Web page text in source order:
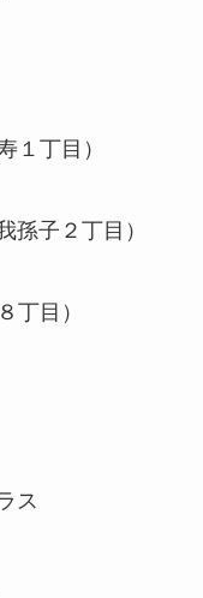
１丁目）
孫子２丁目）
丁目）
ス